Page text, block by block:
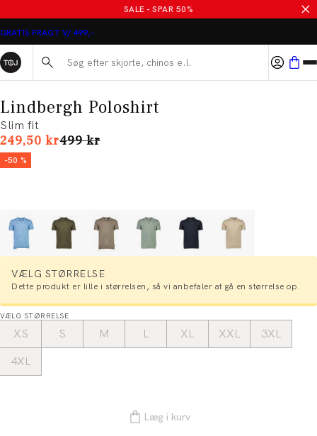
SALE - SPAR 50%
GRATIS FRAGT V/ 499,-
Søg her...
Lindbergh Poloshirt
Slim fit
249,50 krI alt (uden rabat)
499 kr
-50 %
VÆLG STØRRELSE
Dette produkt er lille i størrelsen, så vi anbefaler at gå en størrelse op.
VÆLG STØRRELSE
XS S M L XL XXL
3XL
4XL
Læg i kurv